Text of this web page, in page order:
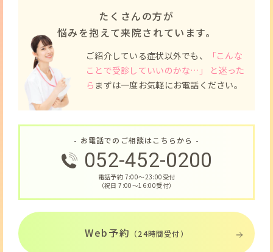
たくさんの方が
悩みを抱えて来院されています。
ご紹介している症状以外でも、
「こんな
ことで受診していいのかな…」 と迷った
ら まずは一度お気軽にお電話ください。
- お電話でのご相談はこちらから -
052-452-0200
電話予約 7:00〜23:00受付
（祝日 7:00〜16:00受付）
Web予約 （24時間受付）